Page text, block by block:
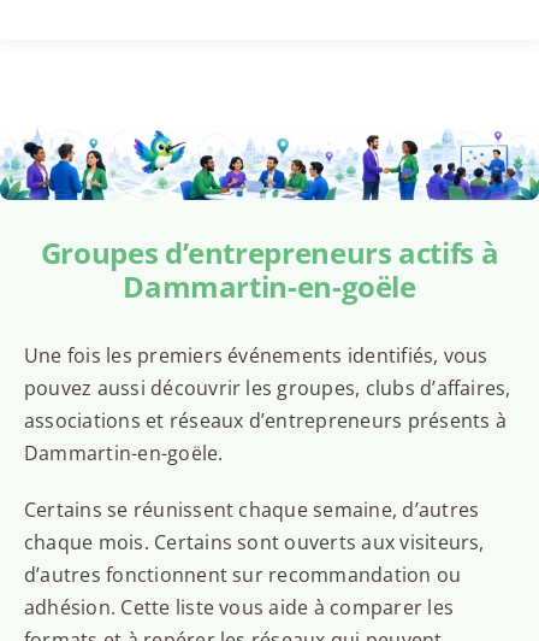
Groupes d’entrepreneurs actifs à
Dammartin-en-goële
Une fois les premiers événements identifiés, vous
pouvez aussi découvrir les groupes, clubs d’affaires,
associations et réseaux d’entrepreneurs présents à
Dammartin-en-goële.
Certains se réunissent chaque semaine, d’autres
chaque mois. Certains sont ouverts aux visiteurs,
d’autres fonctionnent sur recommandation ou
adhésion. Cette liste vous aide à comparer les